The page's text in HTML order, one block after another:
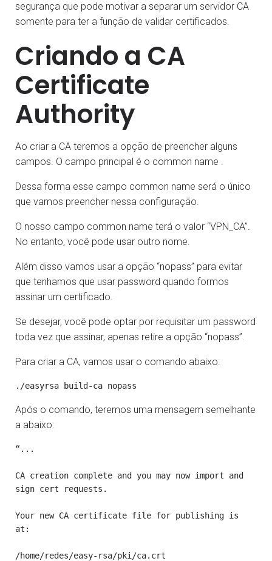
segurança que pode motivar a separar um servidor CA
somente para ter a função de validar certificados.
Criando a CA
Certificate
Authority
Ao criar a CA teremos a opção de preencher alguns
campos. O campo principal é o common name .
Dessa forma esse campo common name será o único
que vamos preencher nessa configuração.
O nosso campo common name terá o valor “VPN_CA”.
No entanto, você pode usar outro nome.
Além disso vamos usar a opção “nopass” para evitar
que tenhamos que usar password quando formos
assinar um certificado.
Se desejar, você pode optar por requisitar um password
toda vez que assinar, apenas retire a opção “nopass”.
Para criar a CA, vamos usar o comando abaixo:
Após o comando, teremos uma mensagem semelhante
a abaixo:
“...
CA creation complete and you may now import and
sign cert requests.
Your new CA certificate file for publishing is
at:
/home/redes/easy-rsa/pki/ca.crt